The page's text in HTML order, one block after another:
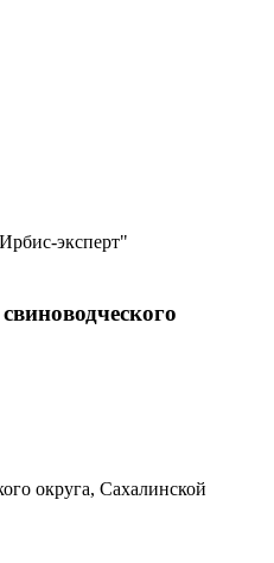
эксперт"
округа, Сахалинской